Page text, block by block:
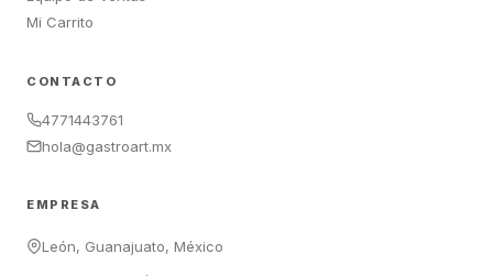
Mi Carrito
CONTACTO
4771443761
hola@gastroart.mx
EMPRESA
León, Guanajuato, México